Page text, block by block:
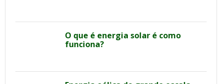
O que é energia solar é como
funciona?